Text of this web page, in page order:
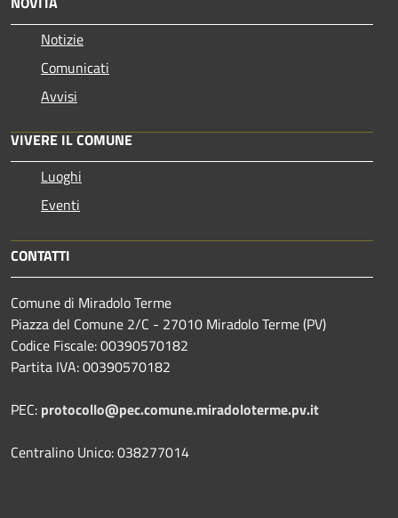
Notizie
Comunicati
Avvisi
VIVERE IL COMUNE
Luoghi
Eventi
CONTATTI
Comune di Miradolo Terme
Piazza del Comune 2/C - 27010 Miradolo Terme (PV)
Codice Fiscale: 00390570182
Partita IVA: 00390570182
PEC: protocollo@pec.comune.miradoloterme.pv.it
Centralino Unico: 038277014